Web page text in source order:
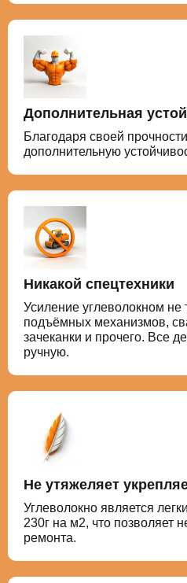
Дополнительная
Благодаря своей
дополнительную
Никакой спецтехники
Усиление углеволокном не
подъёмных механизмов,
зачеканки и прочего. Все
ручную.
Не утяжеляет
Углеволокно является
230г на м2, что позволяет
ремонта.